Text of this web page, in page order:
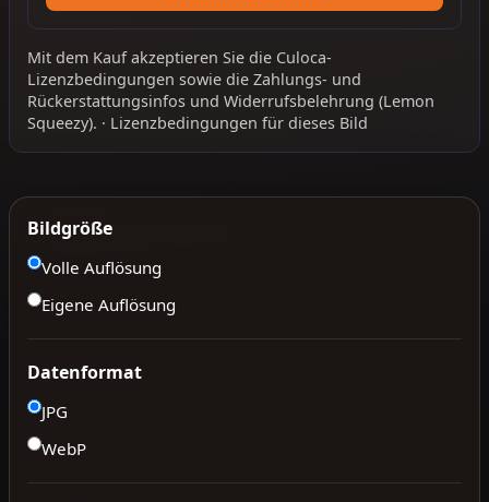
Mit dem Kauf akzeptieren Sie die Culoca-
Lizenzbedingungen sowie die Zahlungs- und
Rückerstattungsinfos und Widerrufsbelehrung (Lemon
Squeezy). · Lizenzbedingungen für dieses Bild
Bildgröße
Volle Auflösung
Eigene Auflösung
Datenformat
JPG
WebP